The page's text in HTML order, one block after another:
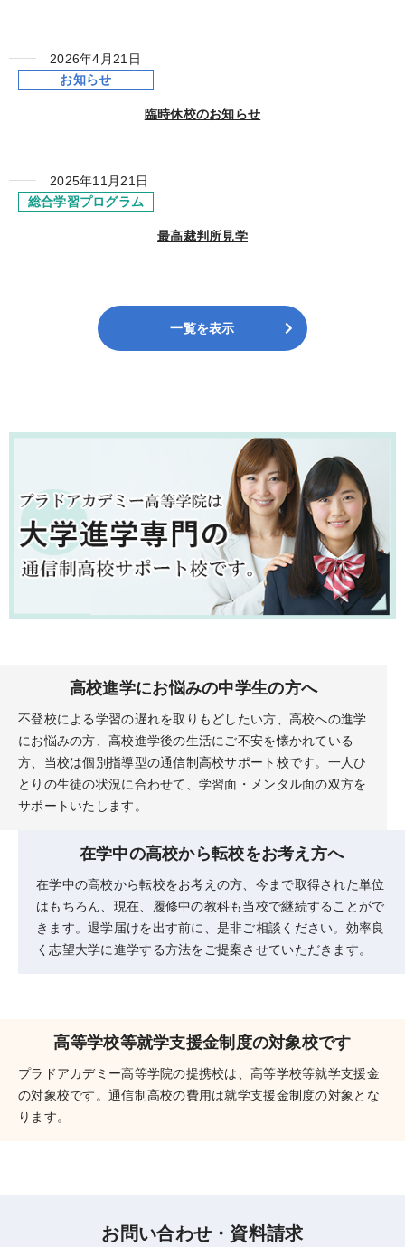
2026年4月21日
お知らせ
臨時休校のお知らせ
2025年11月21日
総合学習プログラム
最高裁判所見学
一覧を表示
高校進学にお悩みの中学生の方へ
不登校による学習の遅れを取りもどしたい方、高校への進学
にお悩みの方、高校進学後の生活にご不安を懐かれている
方、当校は個別指導型の通信制高校サポート校です。一人ひ
とりの生徒の状況に合わせて、学習面・メンタル面の双方を
サポートいたします。
在学中の高校から転校をお考え方へ
在学中の高校から転校をお考えの方、今まで取得された単位
はもちろん、現在、履修中の教科も当校で継続することがで
きます。退学届けを出す前に、是非ご相談ください。効率良
く志望大学に進学する方法をご提案させていただきます。
高等学校等就学支援金制度の対象校です
プラドアカデミー高等学院の提携校は、高等学校等就学支援金
の対象校です。通信制高校の費用は就学支援金制度の対象とな
ります。
お問い合わせ・資料請求